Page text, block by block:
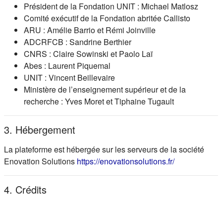
Président de la Fondation UNIT : Michael Matlosz
Comité exécutif de la Fondation abritée Callisto
ARU : Amélie Barrio et Rémi Joinville
ADCRFCB : Sandrine Berthier
CNRS : Claire Sowinski et Paolo Laï
Abes : Laurent Piquemal
UNIT : Vincent Beillevaire
Ministère de l’enseignement supérieur et de la
recherche : Yves Moret et Tiphaine Tugault
3. Hébergement
La plateforme est hébergée sur les serveurs de la société
Enovation Solutions https://enovationsolutions.fr/(s'ouvre
4. Crédits